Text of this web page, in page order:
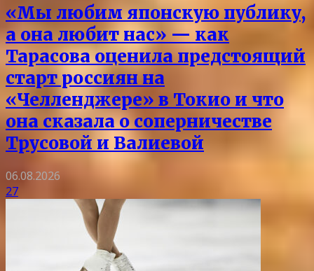
«Мы любим японскую публику,
а она любит нас» — как
Тарасова оценила предстоящий
старт россиян на
«Челленджере» в Токио и что
она сказала о соперничестве
Трусовой и Валиевой
06.08.2026
27